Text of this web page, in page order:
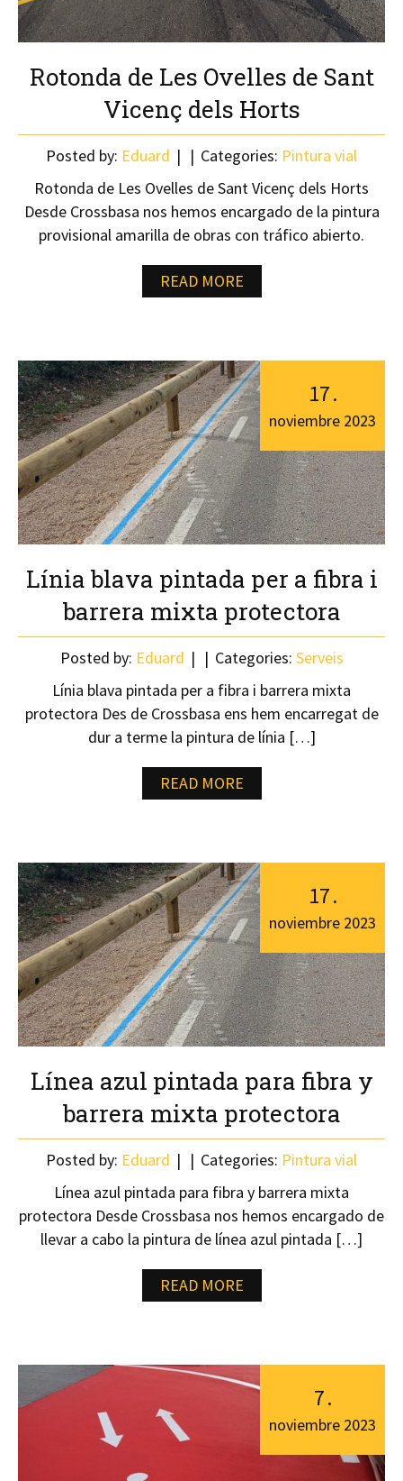
Rotonda de Les Ovelles de Sant
Vicenç dels Horts
Posted by: Eduard Categories: Pintura vial
Rotonda de Les Ovelles de Sant Vicenç dels Horts
Desde Crossbasa nos hemos encargado de la pintura
provisional amarilla de obras con tráfico abierto.
READ MORE
Línia blava pintada per a fibra i
barrera mixta protectora
17.
noviembre 2023
Posted by: Eduard Categories: Serveis
Línia blava pintada per a fibra i barrera mixta
protectora Des de Crossbasa ens hem encarregat de
dur a terme la pintura de línia […]
READ MORE
Línea azul pintada para fibra y
barrera mixta protectora
17.
noviembre 2023
Posted by: Eduard Categories: Pintura vial
Línea azul pintada para fibra y barrera mixta
protectora Desde Crossbasa nos hemos encargado de
llevar a cabo la pintura de línea azul pintada […]
READ MORE
7.
noviembre 2023